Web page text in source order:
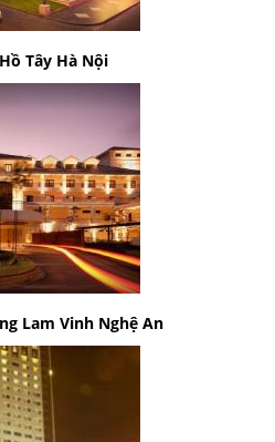
Tây Hà Nội
Lam Vinh Nghệ An